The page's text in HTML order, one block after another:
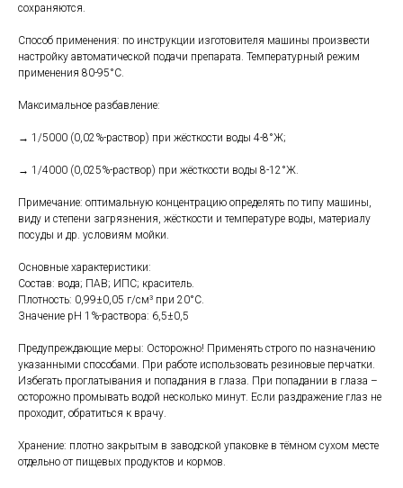
сохраняются.
Способ применения: по инструкции изготовителя машины произвести
настройку автоматической подачи препарата. Температурный режим
применения 80-95°С.
Максимальное разбавление:
→ 1/5000 (0,02%-раствор) при жёсткости воды 4-8°Ж;
→ 1/4000 (0,025%-раствор) при жёсткости воды 8-12°Ж.
Примечание: оптимальную концентрацию определять по типу машины,
виду и степени загрязнения, жёсткости и температуре воды, материалу
посуды и др. условиям мойки.
Основные характеристики:
Состав: вода; ПАВ; ИПС; краситель.
Плотность: 0,99±0,05 г/см³ при 20°C.
Значение pH 1%-раствора: 6,5±0,5
Предупреждающие меры: Осторожно! Применять строго по назначению
указанными способами. При работе использовать резиновые перчатки.
Избегать проглатывания и попадания в глаза. При попадании в глаза –
осторожно промывать водой несколько минут. Если раздражение глаз не
проходит, обратиться к врачу.
Хранение: плотно закрытым в заводской упаковке в тёмном сухом месте
отдельно от пищевых продуктов и кормов.